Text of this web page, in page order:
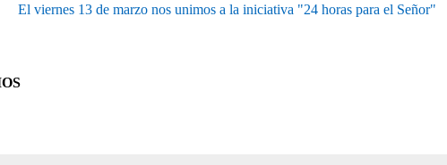
El viernes 13 de marzo nos unimos a la iniciativa "24 horas para el Señor"